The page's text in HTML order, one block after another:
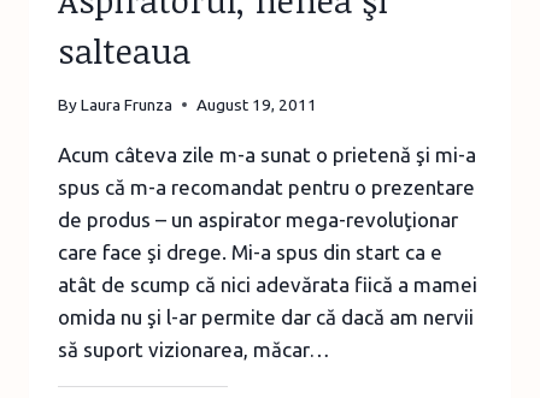
salteaua
ByLaura Frunza August 19, 2011
Acum câteva zile m-a sunat o prietenă şi mi-a
spus că m-a recomandat pentru o prezentare
de produs – un aspirator mega-revoluţionar
care face şi drege. Mi-a spus din start ca e
atât de scump că nici adevărata fiică a mamei
omida nu şi l-ar permite dar că dacă am nervii
să suport vizionarea, măcar…